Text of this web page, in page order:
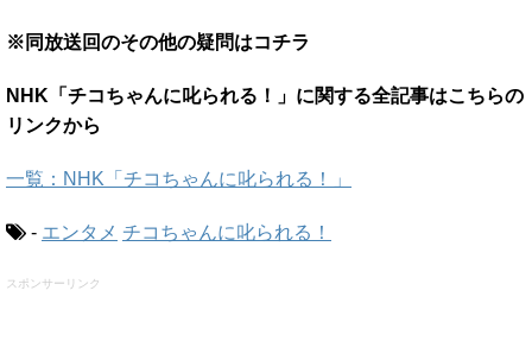
※同放送回のその他の疑問はコチラ
NHK「チコちゃんに叱られる！」に関する全記事はこちらの
リンクから
一覧：NHK「チコちゃんに叱られる！」
- エンタメ チコちゃんに叱られる！
スポンサーリンク